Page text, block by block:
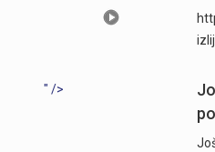
" />